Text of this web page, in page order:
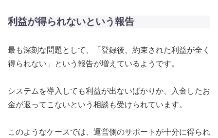
利益が得られないという報告
最も深刻な問題として、「登録後、約束された利益が全く
得られない」という報告が増えているようです。
システムを導入しても利益が出ないばかりか、入金したお
金が返ってこないという相談も受けられています。
このようなケースでは、運営側のサポートが十分に得られ